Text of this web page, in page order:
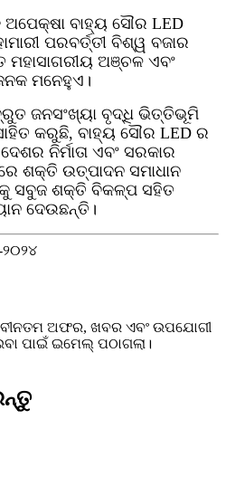
ବାହ୍ୟ ସୌର LED
ପରବର୍ତ୍ତୀ ବିଶ୍ୱ ବଜାର
ଅଞ୍ଚଳ ଏବଂ
ମନେହୁଏ।
ଜନସଂଖ୍ୟା ବୃଦ୍ଧି ଭିତ୍ତିଭୂମି
କରୁଛି, ବାହ୍ୟ ସୌର LED ର
ନିର୍ମାତା ଏବଂ ସରକାର
ଶକ୍ତି ଉତ୍ପାଦନ ସମାଧାନ
ସବୁଜ ଶକ୍ତି ବିକଳ୍ପ ସହିତ
ଦେଉଛନ୍ତି।
ଅଫର, ଖବର ଏବଂ ଉପଯୋଗୀ
ପାଇଁ ଇମେଲ୍ ପଠାଗଲା।